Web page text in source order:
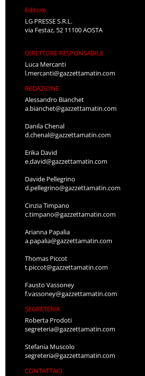
Editore
LG PRESSE S.R.L.
via Festaz, 52 11100 AOSTA
DIRETTORE RESPONSABILE
Luca Mercanti
l.mercanti@gazzettamatin.com
REDAZIONE
Alessandro Bianchet
a.bianchet@gazzettamatin.com
Danila Chenal
d.chenal@gazzettamatin.com
Erika David
e.david@gazzettamatin.com
Davide Pellegrino
d.pellegrino@gazzettamatin.com
Cinzia Timpano
c.timpano@gazzettamatin.com
Arianna Papalia
a.papalia@gazzettamatin.com
Thomas Piccot
t.piccot@gazzettamatin.com
Fausto Vassoney
f.vassoney@gazzettamatin.com
SEGRETERIA
Roberta Prodoti
segreteria@gazzettamatin.com
Stefania Muscolo
segreteria@gazzettamatin.com
CONTATTACI